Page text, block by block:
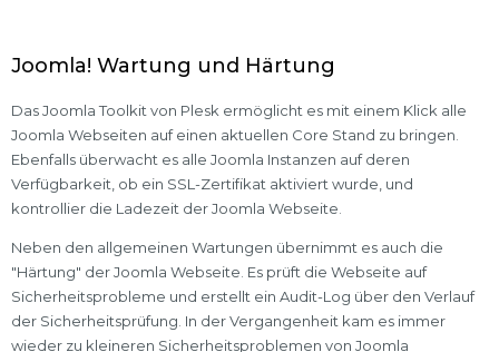
Joomla! Wartung und Härtung
Das Joomla Toolkit von Plesk ermöglicht es mit einem Klick alle
Joomla Webseiten auf einen aktuellen Core Stand zu bringen.
Ebenfalls überwacht es alle Joomla Instanzen auf deren
Verfügbarkeit, ob ein SSL-Zertifikat aktiviert wurde, und
kontrollier die Ladezeit der Joomla Webseite.
Neben den allgemeinen Wartungen übernimmt es auch die
"Härtung" der Joomla Webseite. Es prüft die Webseite auf
Sicherheitsprobleme und erstellt ein Audit-Log über den Verlauf
der Sicherheitsprüfung. In der Vergangenheit kam es immer
wieder zu kleineren Sicherheitsproblemen von Joomla